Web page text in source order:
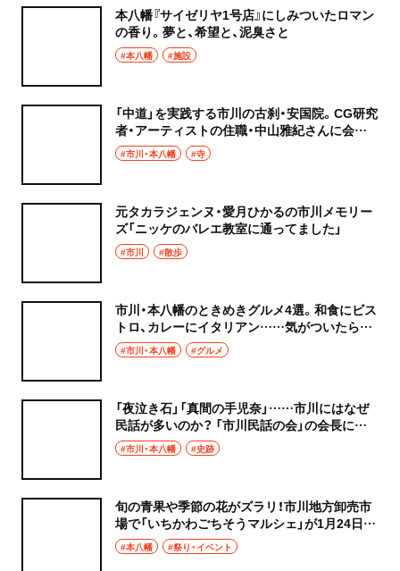
本八幡『サイゼリヤ1号店』にしみついたロマン
の香り。夢と、希望と、泥臭さと
#本八幡 #施設
「中道」を実践する市川の古刹・安国院。CG研究
者・アーティストの住職・中山雅紀さんに会い
に行く
#市川・本八幡 #寺
元タカラジェンヌ・愛月ひかるの市川メモリー
ズ「ニッケのバレエ教室に通ってました」
#市川 #散歩
市川・本八幡のときめきグルメ4選。和食にビス
トロ、カレーにイタリアン……気がついたら行
きつけに！
#市川・本八幡 #グルメ
「夜泣き石」「真間の手児奈」……市川にはなぜ
民話が多いのか？ 「市川民話の会」の会長に聞
いてみた
#市川・本八幡 #史跡
旬の青果や季節の花がズラリ！市川地方卸売市
場で「いちかわごちそうマルシェ」が1月24日に
開催
#本八幡 #祭り・イベント